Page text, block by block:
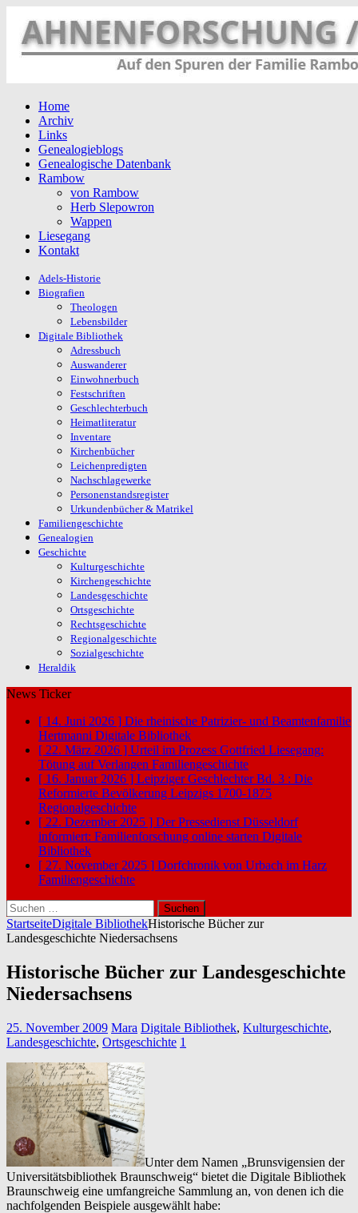
Home
Archiv
Links
Genealogieblogs
Genealogische Datenbank
Rambow
von Rambow
Herb Slepowron
Wappen
Liesegang
Kontakt
Adels-Historie
Biografien
Theologen
Lebensbilder
Digitale Bibliothek
Adressbuch
Auswanderer
Einwohnerbuch
Festschriften
Geschlechterbuch
Heimatliteratur
Inventare
Kirchenbücher
Leichenpredigten
Nachschlagewerke
Personenstandsregister
Urkundenbücher & Matrikel
Familiengeschichte
Genealogien
Geschichte
Kulturgeschichte
Kirchengeschichte
Landesgeschichte
Ortsgeschichte
Rechtsgeschichte
Regionalgeschichte
Sozialgeschichte
Heraldik
News Ticker
[ 14. Juni 2026 ] Die rheinische Patrizier- und Beamtenfamilie
Hertmanni Digitale Bibliothek
[ 22. März 2026 ] Urteil im Prozess Gottfried Liesegang:
Tötung auf Verlangen Familiengeschichte
[ 16. Januar 2026 ] Leipziger Geschlechter Bd. 3 : Die
Reformierte Bevölkerung Leipzigs 1700-1875
Regionalgeschichte
[ 22. Dezember 2025 ] Der Pressedienst Düsseldorf
informiert: Familienforschung online starten Digitale
Bibliothek
[ 27. November 2025 ] Dorfchronik von Urbach im Harz
Familiengeschichte
Suchen
nach:
StartseiteDigitale BibliothekHistorische Bücher zur
Landesgeschichte Niedersachsens
Historische Bücher zur Landesgeschichte
Niedersachsens
25. November 2009 Mara Digitale Bibliothek, Kulturgeschichte,
Landesgeschichte, Ortsgeschichte 1
Unter dem Namen „Brunsvigensien der
Universitätsbibliothek Braunschweig“ bietet die Digitale Bibliothek
Braunschweig eine umfangreiche Sammlung an, von denen ich die
nachfolgenden Beispiele ausgewählt habe: